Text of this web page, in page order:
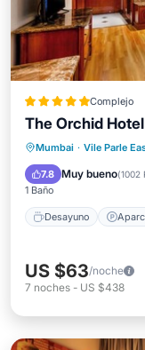
Complejo
The Orchid
Mumbai · Vile Parle
7.8 Muy bueno(1002
1 Baño
Desayuno
Desayuno
Spa
US $63/noche
7 noches - US $438